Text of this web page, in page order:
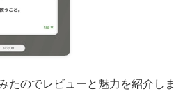
たのでレビューと魅力を紹介しま